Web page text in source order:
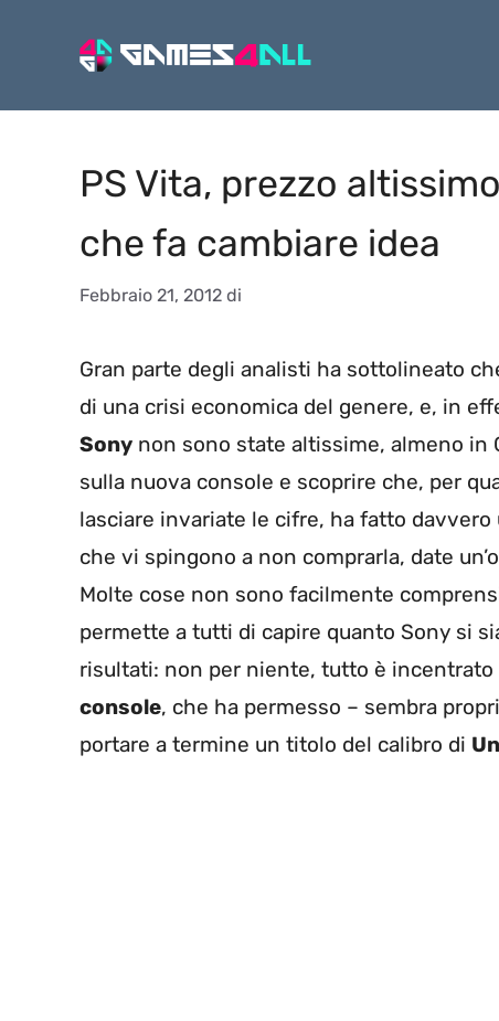
PS Vita, prezzo
che fa cambiare idea
Febbraio 21, 2012 di
Gran parte degli analisti ha sottolineato
di una crisi economica del genere, e, in
Sony non sono state altissime, almeno in
sulla nuova console e scoprire che, per
lasciare invariate le cifre, ha fatto
che vi spingono a non comprarla, date
Molte cose non sono facilmente
permette a tutti di capire quanto Sony si
risultati: non per niente, tutto è
console, che ha permesso – sembra
portare a termine un titolo del calibro di